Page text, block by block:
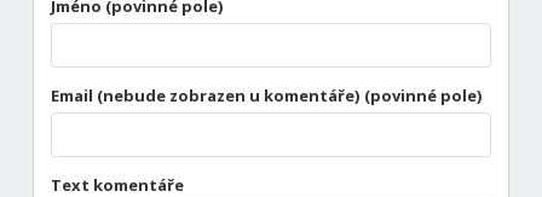
Jméno (povinné pole)
Email (nebude zobrazen u komentáře) (povinné pole)
Text komentáře